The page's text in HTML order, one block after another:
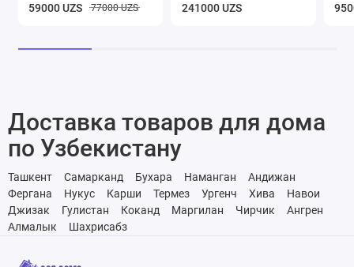
59000 UZS 77000 UZS 241000 UZS
Доставка товаров для дома
по Узбекистану
Ташкент Самарканд Бухара Наманган
Андижан
Фергана
Нукус Карши Термез Ургенч Хива
Навои
Джизак
Гулистан Коканд Маргилан Чирчик
Ангрен
Алмалык
Шахрисабз